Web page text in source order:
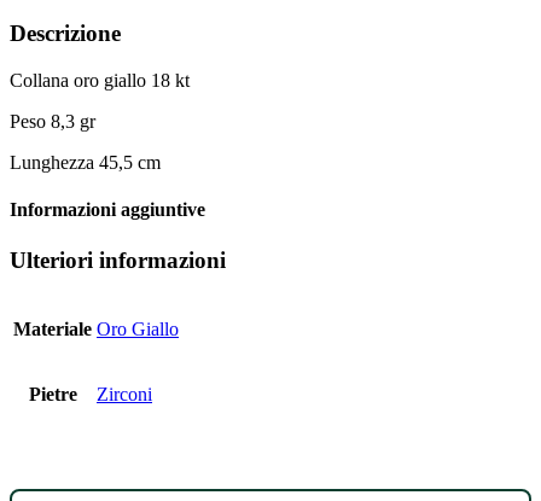
Descrizione
Collana oro giallo 18 kt
Peso 8,3 gr
Lunghezza 45,5 cm
Informazioni aggiuntive
Ulteriori informazioni
Materiale Oro Giallo
Pietre Zirconi